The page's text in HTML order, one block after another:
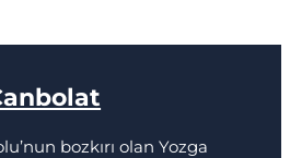
bozkırı olan Yozga